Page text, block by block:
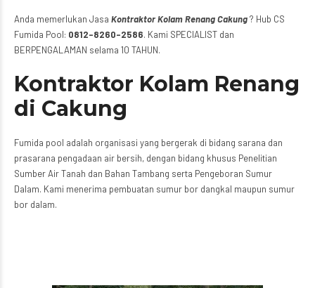
Anda memerlukan Jasa Kontraktor Kolam Renang Cakung? Hub CS
Fumida Pool: 0812-8260-2586. Kami SPECIALIST dan
BERPENGALAMAN selama 10 TAHUN.
Kontraktor Kolam Renang
di Cakung
Fumida pool adalah organisasi yang bergerak di bidang sarana dan
prasarana pengadaan air bersih, dengan bidang khusus Penelitian
Sumber Air Tanah dan Bahan Tambang serta Pengeboran Sumur
Dalam. Kami menerima pembuatan sumur bor dangkal maupun sumur
bor dalam.